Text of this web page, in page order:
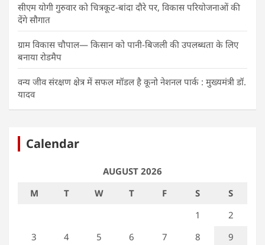
सीएम योगी गुरुवार को चित्रकूट-बांदा दौरे पर, विकास परियोजनाओं की
देंगे सौगात
ग्राम विकास चौपाल— किसान को पानी-बिजली की उपलब्धता के लिए
बनाया रोडमैप
वन्य जीव संरक्षण क्षेत्र में सफल मॉडल है कूनो नेशनल पार्क : मुख्यमंत्री डॉ.
यादव
Calendar
AUGUST 2026
M
T W T F S
S
1
2
3
4 5 6 7 8 9